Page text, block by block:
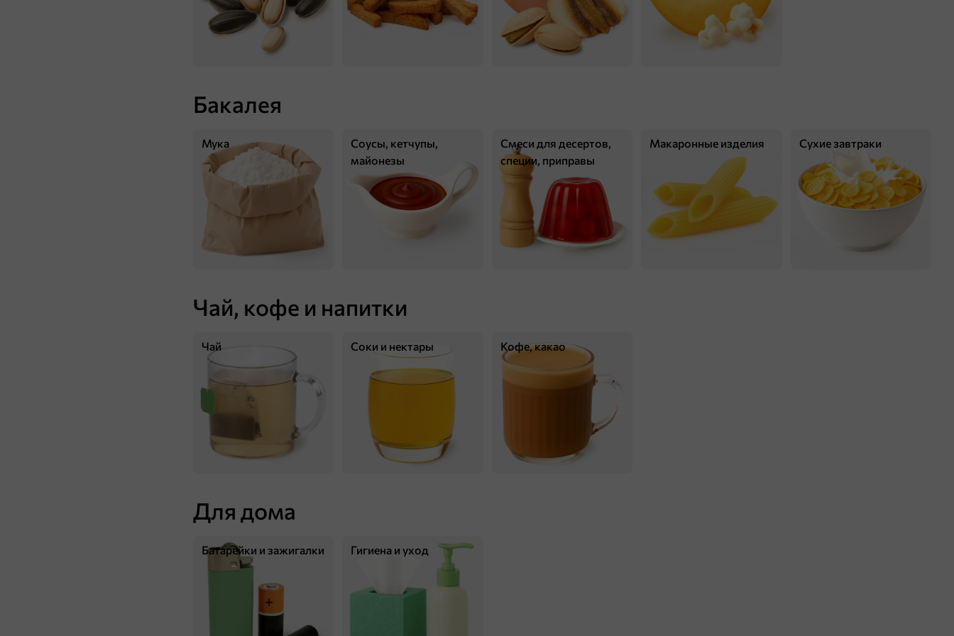
40 г
Драже арахис в молочно-шоколадной и сахарной глазури «Strike», 40 г
260 ₸
В корзину
239 ₸
В корзину
Бакалея
Мука
Соусы, кетчупы,
майонезы
Смеси для десертов,
специи, приправы
Макаронные изделия Сухие завтраки
Чай, кофе и напитки
Чай Соки и нектары Кофе, какао
Для дома
Батарейки и зажигалки Гигиена и уход